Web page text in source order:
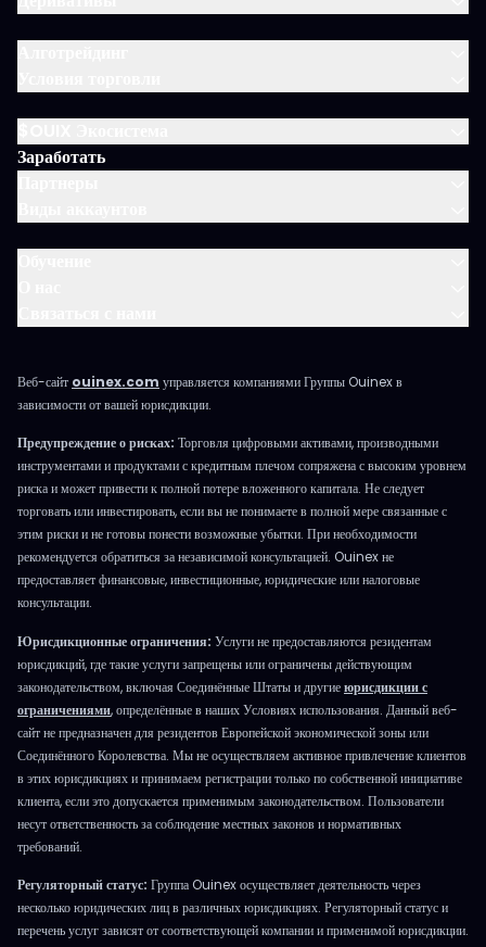
Заработать
Веб-сайт ouinex.com управляется компаниями Группы Ouinex в
зависимости от вашей юрисдикции.
Предупреждение о рисках: Торговля цифровыми активами, производными
инструментами и продуктами с кредитным плечом сопряжена с высоким уровнем
риска и может привести к полной потере вложенного капитала. Не следует
торговать или инвестировать, если вы не понимаете в полной мере связанные с
этим риски и не готовы понести возможные убытки. При необходимости
рекомендуется обратиться за независимой консультацией. Ouinex не
предоставляет финансовые, инвестиционные, юридические или налоговые
консультации.
Юрисдикционные ограничения: Услуги не предоставляются резидентам
юрисдикций, где такие услуги запрещены или ограничены действующим
законодательством, включая Соединённые Штаты и другиеюрисдикции с
ограничениями, определённые в наших Условиях использования. Данный веб-
сайт не предназначен для резидентов Европейской экономической зоны или
Соединённого Королевства. Мы не осуществляем активное привлечение клиентов
в этих юрисдикциях и принимаем регистрации только по собственной инициативе
клиента, если это допускается применимым законодательством. Пользователи
несут ответственность за соблюдение местных законов и нормативных
требований.
Регуляторный статус: Группа Ouinex осуществляет деятельность через
несколько юридических лиц в различных юрисдикциях. Регуляторный статус и
перечень услуг зависят от соответствующей компании и применимой юрисдикции.